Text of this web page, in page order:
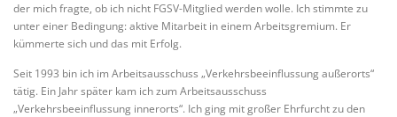
der mich fragte, ob ich nicht FGSV-Mitglied werden wolle. Ich stimmte zu
unter einer Bedingung: aktive Mitarbeit in einem Arbeitsgremium. Er
kümmerte sich und das mit Erfolg.
Seit 1993 bin ich im Arbeitsausschuss „Verkehrsbeeinflussung außerorts“
tätig. Ein Jahr später kam ich zum Arbeitsausschuss
„Verkehrsbeeinflussung innerorts“. Ich ging mit großer Ehrfurcht zu den